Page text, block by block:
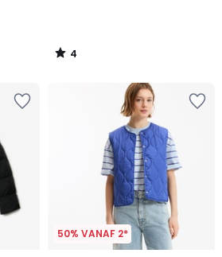
4
/
50% VANAF 2*